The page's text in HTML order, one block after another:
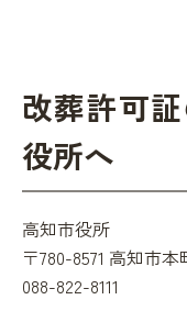
改葬許可
役所へ
高知市役所
〒780-8571 高知市本
088-822-8111